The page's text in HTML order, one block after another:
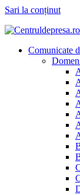
Sari la conținut
Comunicate